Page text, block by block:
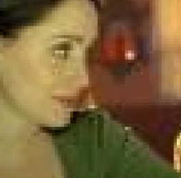
schweren Schicksal seine
zu einem weltberühmten Sportler
Flying Sihh“ in die Geschichte ein.